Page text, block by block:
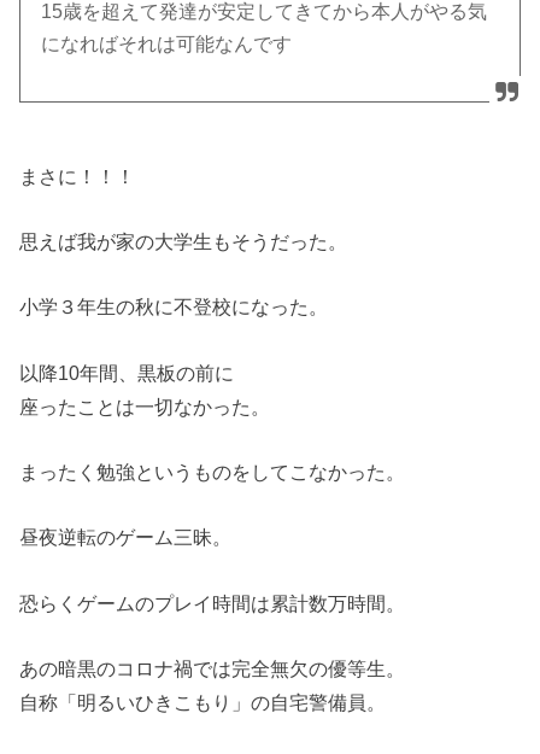
15歳を超えて発達が安定してきてから本人がやる気
になればそれは可能なんです
まさに！！！
思えば我が家の大学生もそうだった。
小学３年生の秋に不登校になった。
以降10年間、黒板の前に
座ったことは一切なかった。
まったく勉強というものをしてこなかった。
昼夜逆転のゲーム三昧。
恐らくゲームのプレイ時間は累計数万時間。
あの暗黒のコロナ禍では完全無欠の優等生。
自称「明るいひきこもり」の自宅警備員。